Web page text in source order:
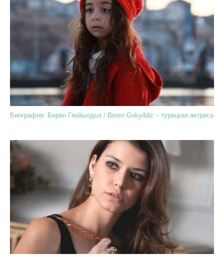
Биография: Берен Гёкйылдыз / Beren Gokyildiz – турецкая актриса